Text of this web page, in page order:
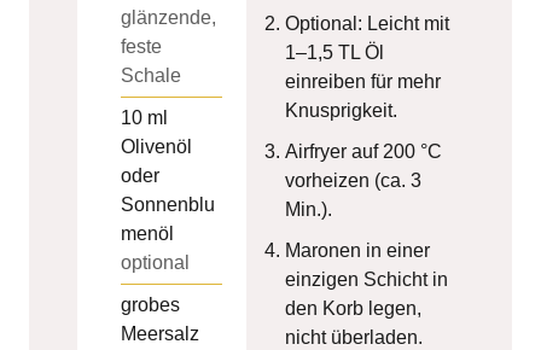
glänzende,
feste
Schale
10 ml
Olivenöl
oder
Sonnenblu
menöl
optional
grobes
Meersalz
Optional: Leicht mit
1–1,5 TL Öl
einreiben für mehr
Knusprigkeit.
Airfryer auf 200 °C
vorheizen (ca. 3
Min.).
Maronen in einer
einzigen Schicht in
den Korb legen,
nicht überladen.